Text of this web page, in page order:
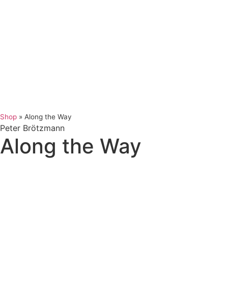
Shop » Along the Way
Peter Brötzmann
Along the Way